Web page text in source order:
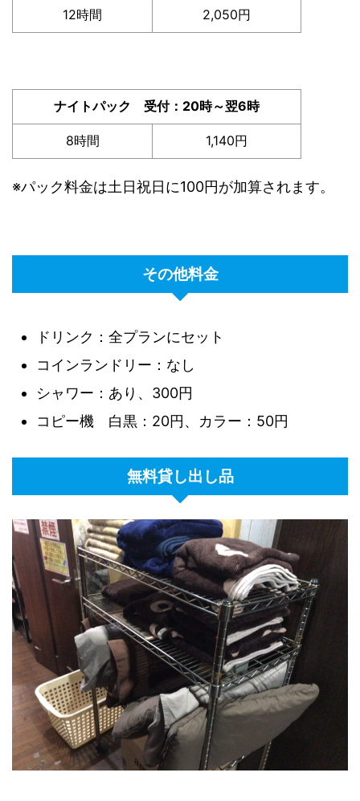
12時間 2,050円
ナイトパック 受付：20時～翌6時
8時間 1,140円
※パック料金は土日祝日に100円が加算されます。
その他料金
ドリンク：全プランにセット
コインランドリー：なし
シャワー：あり、300円
コピー機 白黒：20円、カラー：50円
無料貸し出し品